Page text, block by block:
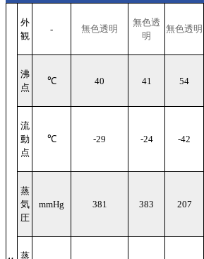
外
観
- 無色透明
無色透
明
無色透明
沸
点
℃ 40 41 54
流
動
点
℃ -29 -24 -42
蒸
気
圧
mmHg 381 383 207
蒸